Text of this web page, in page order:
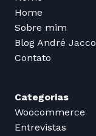
Home
Sobre mim
Blog André
Contato
Categorias
Woocommerce
Entrevistas